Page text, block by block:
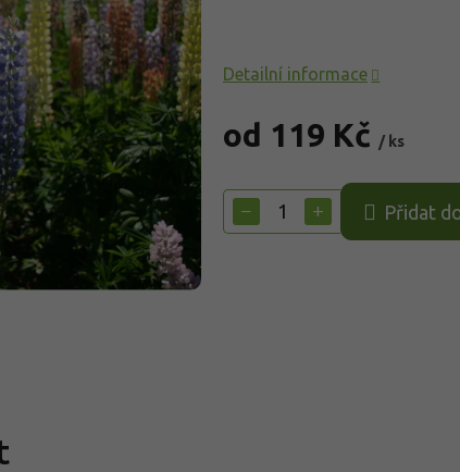
od 119 Kč / ks
cena:
+
− Přidat
Detailní informace